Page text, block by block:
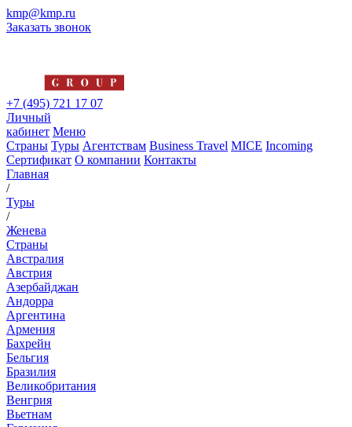
kmp@kmp.ru
Заказать звонок
+7 (495) 721 17 07
Личный
кабинет Меню
Страны Туры Агентствам Business Travel MICE Incoming
Сертификат О компании Контакты
Главная
/
Туры
/
Женева
Страны
Австралия
Австрия
Азербайджан
Андорра
Аргентина
Армения
Бахрейн
Бельгия
Бразилия
Великобритания
Венгрия
Вьетнам